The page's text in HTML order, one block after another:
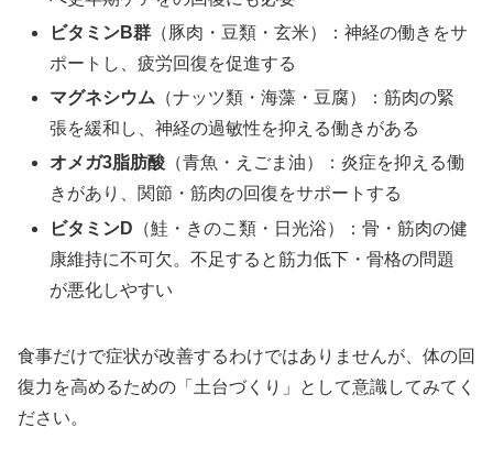
ビタミンB群 （豚肉・豆類・玄米）：神経の働きをサ
ポートし、疲労回復を促進する
マグネシウム （ナッツ類・海藻・豆腐）：筋肉の緊
張を緩和し、神経の過敏性を抑える働きがある
オメガ3脂肪酸 （青魚・えごま油）：炎症を抑える働
きがあり、関節・筋肉の回復をサポートする
ビタミンD （鮭・きのこ類・日光浴）：骨・筋肉の健
康維持に不可欠。不足すると筋力低下・骨格の問題
が悪化しやすい
食事だけで症状が改善するわけではありませんが、体の回
復力を高めるための「土台づくり」として意識してみてく
ださい。